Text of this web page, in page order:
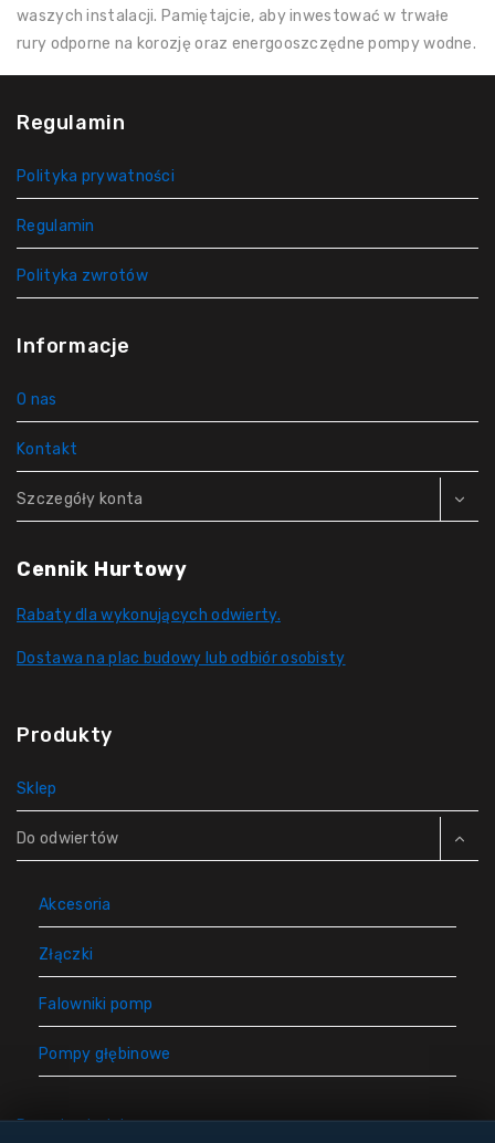
waszych instalacji. Pamiętajcie, aby inwestować w trwałe
rury odporne na korozję oraz energooszczędne pompy wodne.
Regulamin
Polityka prywatności
Regulamin
Polityka zwrotów
Informacje
O nas
Kontakt
Szczegóły konta
Cennik Hurtowy
Rabaty dla wykonujących odwierty.
Dostawa na plac budowy lub odbiór osobisty
Produkty
Sklep
Do odwiertów
Akcesoria
Złączki
Falowniki pomp
Pompy głębinowe
Rury do studni